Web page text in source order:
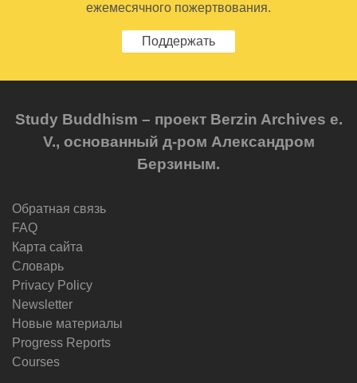
ежемесячного пожертвования.
Поддержать
Study Buddhism – проект Berzin Archives e.
V., основанный д-ром Александром
Берзиным.
Обратная связь
FAQ
Карта сайта
Словарь
Privacy Policy
Newsletter
Новые материалы
Progress Reports
Courses